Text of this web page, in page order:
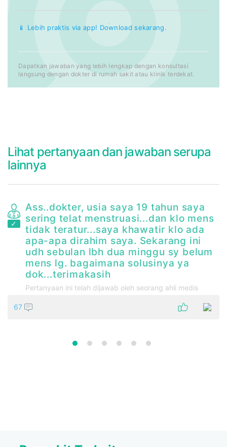
📱 Lebih praktis via app! Download sekarang.
Dapatkan jawaban yang lebih lengkap dengan konsultasi
langsung dengan dokter di rumah sakit atau klinik terdekat.
Lihat pertanyaan dan jawaban serupa
lainnya
Ass..dokter, usia saya 19 tahun saya
sering telat menstruasi...dan klo mens
tidak teratur...saya khawatir klo ada
apa-apa dirahim saya. Sekarang ini
udh sebulan lbh dua minggu sy belum
mens lg. bagaimana solusinya ya
dok...terimakasih
Pertanyaan ini telah dijawab oleh seorang ahli medis
67